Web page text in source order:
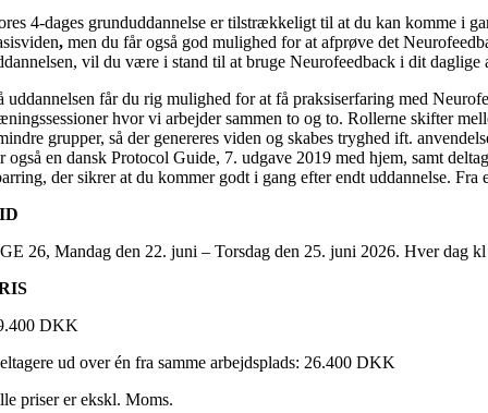
4-dages grunduddannelse er tilstrækkeligt til at du kan komme i
, men du får også god mulighed for at afprøve det
vil du være i stand til at bruge Neurofeedback i dit daglige
uddannelsen får du rig mulighed for at få praksiserfaring med
hvor vi arbejder sammen to og to. Rollerne skifter
grupper, så der genereres viden og skabes tryghed ift.
også en dansk Protocol Guide, 7. udgave 2019 med hjem, samt
der sikrer at du kommer godt i gang efter endt uddannelse.
26, Mandag den 22. juni – Torsdag den 25. juni 2026. Hver dag
DKK
ud over én fra samme arbejdsplads: 26.400 DKK
priser er ekskl. Moms.